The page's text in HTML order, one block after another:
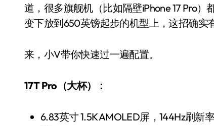
道，很多旗舰机（比如隔壁iPhone 17 Pro
变下放到650英镑起步的机型上，这招确实
来，小V带你快速过一遍配置。
17T Pro（大杯）：
6.83英寸 1.5K AMOLED屏，144Hz刷新率，3500尼特峰值亮度——这亮度户外看也完全没问